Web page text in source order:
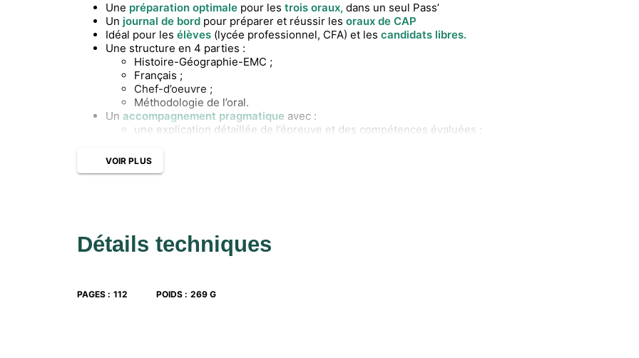
Une préparation optimale pour les trois oraux, dans un seul Pass’
Un journal de bord pour préparer et réussir les oraux de CAP
Idéal pour les élèves (lycée professionnel, CFA) et les candidats libres.
Une structure en 4 parties :
Histoire-Géographie-EMC ;
Français ;
Chef-d’oeuvre ;
Méthodologie de l’oral.
Un accompagnement pragmatique avec :
une explication détaillée de l’épreuve et des compétences évaluées ;
23 vidéos coaching sur-mesure
professionnel et CFA pour des
VOIR PLUS
Détails techniques
PAGES : 112 POIDS : 269 G